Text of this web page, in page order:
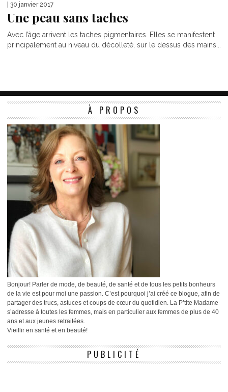
| 30 janvier 2017
Une peau sans taches
Avec l’âge arrivent les taches pigmentaires. Elles se manifestent
principalement au niveau du décolleté, sur le dessus des mains...
À PROPOS
Bonjour! Parler de mode, de beauté, de santé et de tous les petits bonheurs
de la vie est pour moi une passion. C’est pourquoi j’ai créé ce blogue, afin de
partager des trucs, astuces et coups de cœur du quotidien. La P’tite Madame
s’adresse à toutes les femmes, mais en particulier aux femmes de plus de 40
ans et aux jeunes retraitées.
Vieillir en santé et en beauté!
PUBLICITÉ